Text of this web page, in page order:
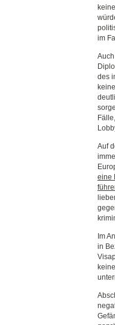
im
des
Auf
eine
Im
in